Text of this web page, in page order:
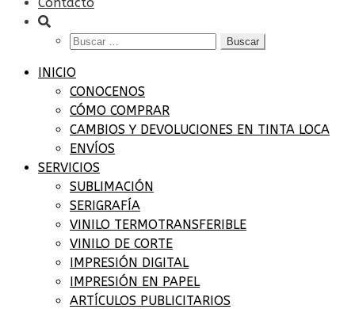
Buscar:
INICIO
CONOCENOS
CÓMO COMPRAR
CAMBIOS Y DEVOLUCIONES EN TINTA LOCA
ENVÍOS
SERVICIOS
SUBLIMACIÓN
SERIGRAFÍA
VINILO TERMOTRANSFERIBLE
VINILO DE CORTE
IMPRESIÓN DIGITAL
IMPRESIÓN EN PAPEL
ARTÍCULOS PUBLICITARIOS